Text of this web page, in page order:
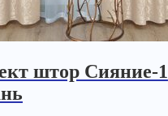
штор Сияние-1